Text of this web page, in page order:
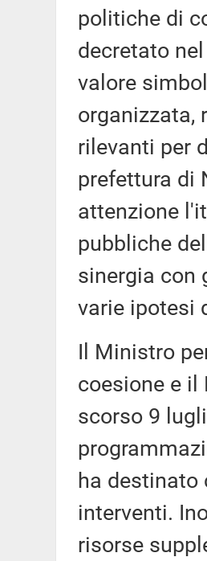
politiche di
decretato
valore
organizzata,
rilevanti per
prefettura di
attenzione
pubbliche
sinergia con
varie ipotesi
Il Ministro
coesione e il
scorso 9
ha destinato
interventi.
risorse